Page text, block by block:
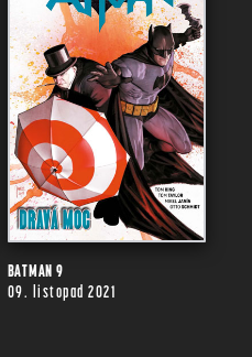
BATMAN 9
09. listopad 2021